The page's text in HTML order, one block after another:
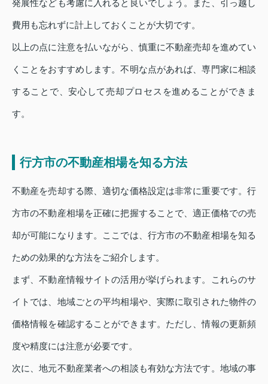
発展性なども考慮に入れると良いでしょう。また、引っ越し
費用も忘れずに計上しておくことが大切です。
以上の点に注意を払いながら、慎重に不動産売却を進めてい
くことをおすすめします。不明な点があれば、専門家に相談
することで、安心して売却プロセスを進めることができま
す。
行方市の不動産相場を知る方法
不動産を売却する際、適切な価格設定は非常に重要です。行
方市の不動産相場を正確に把握することで、適正価格での売
却が可能になります。ここでは、行方市の不動産相場を知る
ための効果的な方法をご紹介します。
まず、不動産情報サイトの活用が挙げられます。これらのサ
イトでは、地域ごとの平均相場や、実際に取引された物件の
価格情報を確認することができます。ただし、情報の更新頻
度や精度には注意が必要です。
次に、地元不動産業者への相談も有効な方法です。地域の事